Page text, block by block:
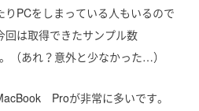
りPCをしまっている人もいるので
回は取得できたサンプル数
（あれ？意外と少なかった…）
Proが非常に多いです。